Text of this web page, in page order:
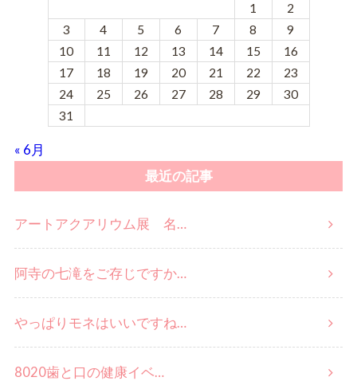
1
2
3
4 5 6 7 8
9
10
11 12 13 14 15
16
17
18 19 20 21 22
23
24
25 26 27 28 29
30
31
« 6月
最近の記事
アートアクアリウム展 名…
阿寺の七滝をご存じですか…
やっぱりモネはいいですね…
8020歯と口の健康イベ…